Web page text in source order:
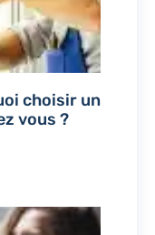
choisir un
vous ?